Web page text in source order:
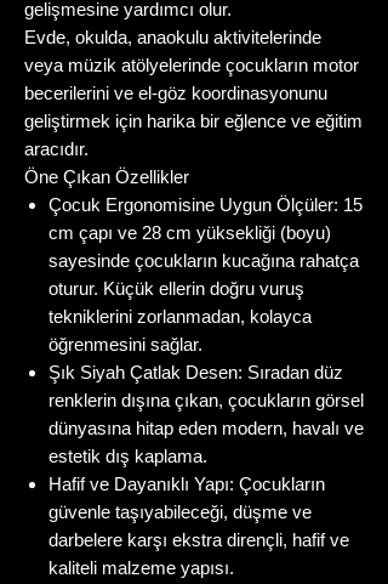
gelişmesine yardımcı olur.
Evde, okulda, anaokulu aktivitelerinde
veya müzik atölyelerinde çocukların motor
becerilerini ve el-göz koordinasyonunu
geliştirmek için harika bir eğlence ve eğitim
aracıdır.
Öne Çıkan Özellikler
Çocuk Ergonomisine Uygun Ölçüler: 15
cm çapı ve 28 cm yüksekliği (boyu)
sayesinde çocukların kucağına rahatça
oturur. Küçük ellerin doğru vuruş
tekniklerini zorlanmadan, kolayca
öğrenmesini sağlar.
Şık Siyah Çatlak Desen: Sıradan düz
renklerin dışına çıkan, çocukların görsel
dünyasına hitap eden modern, havalı ve
estetik dış kaplama.
Hafif ve Dayanıklı Yapı: Çocukların
güvenle taşıyabileceği, düşme ve
darbelere karşı ekstra dirençli, hafif ve
kaliteli malzeme yapısı.